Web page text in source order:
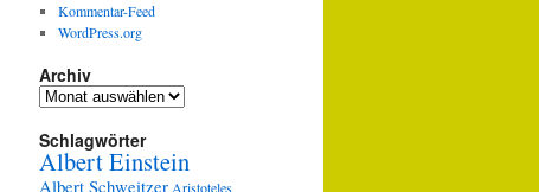
Kommentar-Feed
WordPress.org
Archiv
Archiv
Schlagwörter
Albert Einstein
Albert Schweitzer Aristoteles